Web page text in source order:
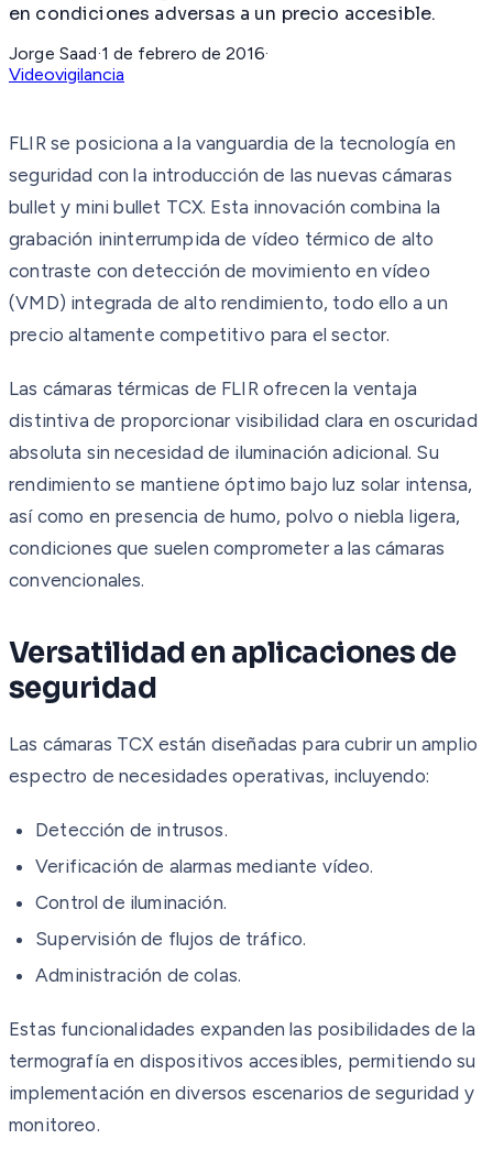
en condiciones adversas a un precio accesible.
Jorge Saad·1 de febrero de 2016·
Videovigilancia
FLIR se posiciona a la vanguardia de la tecnología en
seguridad con la introducción de las nuevas cámaras
bullet y mini bullet TCX. Esta innovación combina la
grabación ininterrumpida de vídeo térmico de alto
contraste con detección de movimiento en vídeo
(VMD) integrada de alto rendimiento, todo ello a un
precio altamente competitivo para el sector.
Las cámaras térmicas de FLIR ofrecen la ventaja
distintiva de proporcionar visibilidad clara en oscuridad
absoluta sin necesidad de iluminación adicional. Su
rendimiento se mantiene óptimo bajo luz solar intensa,
así como en presencia de humo, polvo o niebla ligera,
condiciones que suelen comprometer a las cámaras
convencionales.
Versatilidad en aplicaciones de
seguridad
Las cámaras TCX están diseñadas para cubrir un amplio
espectro de necesidades operativas, incluyendo:
Detección de intrusos.
Verificación de alarmas mediante vídeo.
Control de iluminación.
Supervisión de flujos de tráfico.
Administración de colas.
Estas funcionalidades expanden las posibilidades de la
termografía en dispositivos accesibles, permitiendo su
implementación en diversos escenarios de seguridad y
monitoreo.